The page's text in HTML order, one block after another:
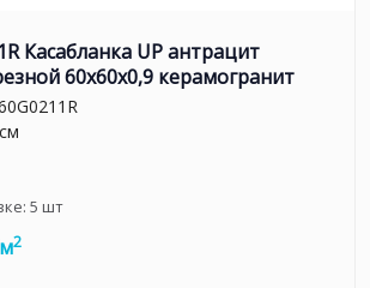
Касабланка UP антрацит
60x60x0,9 керамогранит
5 шт
2